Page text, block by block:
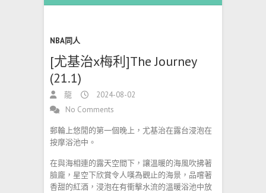
NBA同人
[尤基治x梅利]The Journey
(21.1)
龍
2024-08-02
No Comments
郵輪上悠閒的第一個晚上，尤基治在露台浸泡在
按摩浴池中。
在與海相連的露天空間下，讓溫暖的海風吹拂著
臉龐，星空下欣賞令人嘆為觀止的海景，品嚐著
香甜的紅酒，浸泡在有衝擊水流的溫暖浴池中放